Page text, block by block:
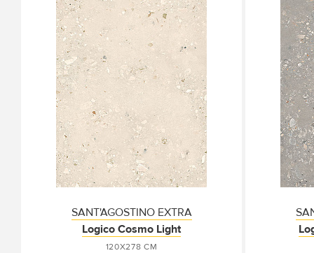
SANT'AGOSTINO EXTRA
Logico Cosmo Light
120X278 СМ